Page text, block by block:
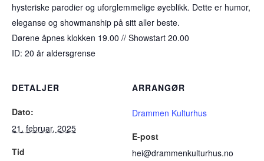
hysteriske parodier og uforglemmelige øyeblikk. Dette er humor,
eleganse og showmanship på sitt aller beste.
Dørene åpnes klokken 19.00 // Showstart 20.00
ID: 20 år aldersgrense
DETALJER
Dato:
21. februar, 2025
Tid
ARRANGØR
Drammen Kulturhus
E-post
hei@drammenkulturhus.no